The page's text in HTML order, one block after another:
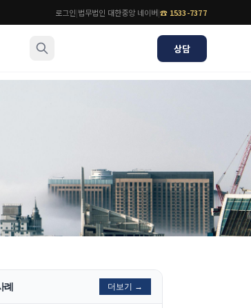
로그인|법무법인 대한중앙 네이버|☎ 1533-7377
상담
법률 블로그
법률서식
뉴스레터/브로슈어
례 더보기 →